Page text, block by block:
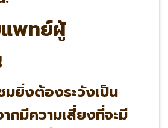
พทย์ผู้
มยิ่งต้องระวังเป็น
กมีความเสี่ยงที่จะมี